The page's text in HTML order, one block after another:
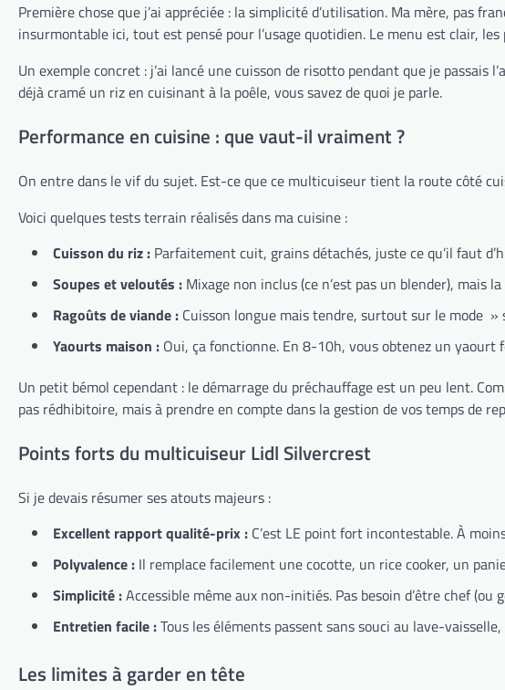
Première chose que j’ai appréciée : la simplicité d’utilisation. Ma mère, pas
insurmontable ici, tout est pensé pour l’usage quotidien. Le menu est clair,
Un exemple concret : j’ai lancé une cuisson de risotto pendant que je
déjà cramé un riz en cuisinant à la poêle, vous savez de quoi je parle.
Performance en cuisine : que vaut-il vraiment ?
On entre dans le vif du sujet. Est-ce que ce multicuiseur tient la route côté
Voici quelques tests terrain réalisés dans ma cuisine :
Cuisson du riz : Parfaitement cuit, grains détachés, juste ce qu’il faut
Soupes et veloutés : Mixage non inclus (ce n’est pas un blender), mais
Ragoûts de viande : Cuisson longue mais tendre, surtout sur le mode
Yaourts maison : Oui, ça fonctionne. En 8-10h, vous obtenez un
Un petit bémol cependant : le démarrage du préchauffage est un peu lent.
pas rédhibitoire, mais à prendre en compte dans la gestion de vos temps de
Points forts du multicuiseur Lidl Silvercrest
Si je devais résumer ses atouts majeurs :
Excellent rapport qualité-prix : C’est LE point fort incontestable. À
Polyvalence : Il remplace facilement une cocotte, un rice cooker, un
Simplicité :Accessible même aux non-initiés. Pas besoin d’être chef (ou
Entretien facile :Tous les éléments passent sans souci au lave-
Les limites à garder en tête